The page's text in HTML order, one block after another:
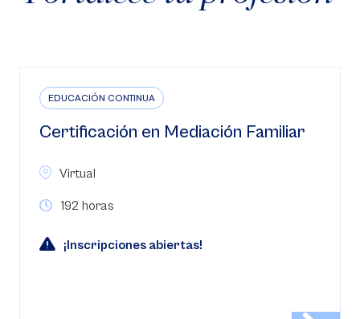
EDUCACIÓN CONTINUA
Certificación en Mediación Familiar
Virtual
192 horas
¡Inscripciones abiertas!